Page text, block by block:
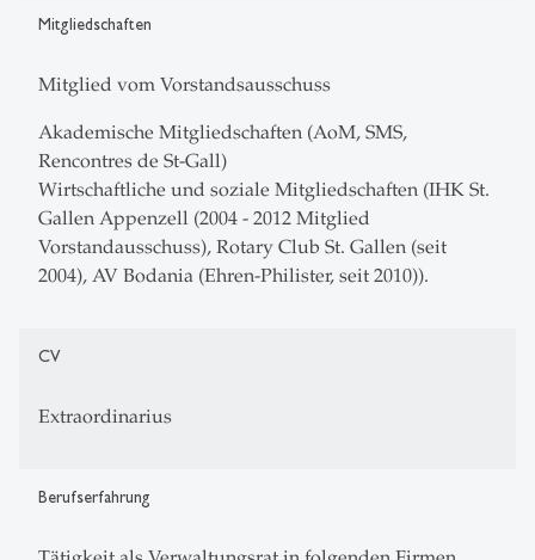
Mitgliedschaften
Mitglied vom Vorstandsausschuss
Akademische Mitgliedschaften (AoM, SMS,
Rencontres de St-Gall)
Wirtschaftliche und soziale Mitgliedschaften (IHK St.
Gallen Appenzell (2004 - 2012 Mitglied
Vorstandausschuss), Rotary Club St. Gallen (seit
2004), AV Bodania (Ehren-Philister, seit 2010)).
CV
Extraordinarius
Berufserfahrung